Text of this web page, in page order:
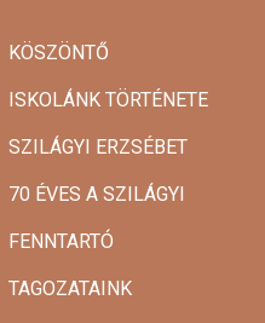
KÖSZÖNTŐ
ISKOLÁNK TÖRTÉNETE
SZILÁGYI ERZSÉBET
70 ÉVES A SZILÁGYI
FENNTARTÓ
TAGOZATAINK